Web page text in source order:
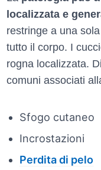
localizzata e
restringe a una
tutto il corpo. I
rogna localizzata.
comuni associati
Sfogo cutaneo
Incrostazioni
Perdita di pelo